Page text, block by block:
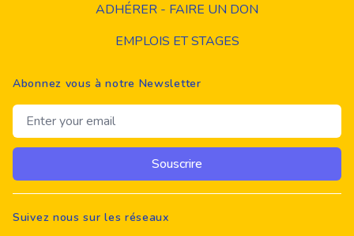
ADHÉRER - FAIRE UN DON
EMPLOIS ET STAGES
Abonnez vous à notre Newsletter
Email address
Souscrire
Suivez nous sur les réseaux